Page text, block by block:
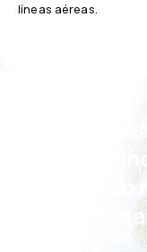
líneas aéreas.
¡Eh!
incluso